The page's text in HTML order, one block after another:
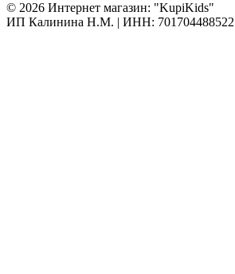
© 2026 Интернет магазин: "KupiKids"
ИП Калинина Н.М. | ИНН: 701704488522